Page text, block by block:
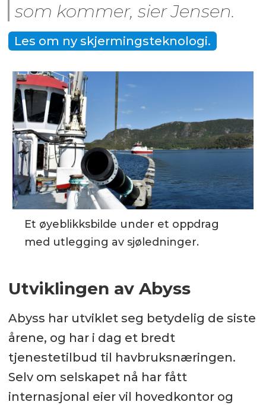
som kommer, sier Jensen.
Les om ny skjermingsteknologi.
Et øyeblikksbilde under et oppdrag
med utlegging av sjøledninger.
Utviklingen av Abyss
Abyss har utviklet seg betydelig de siste
årene, og har i dag et bredt
tjenestetilbud til havbruksnæringen.
Selv om selskapet nå har fått
internasjonal eier vil hovedkontor og